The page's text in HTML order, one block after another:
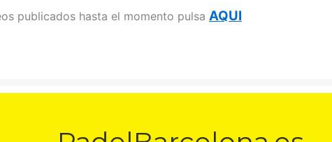
publicados hasta el momento pulsa AQUI